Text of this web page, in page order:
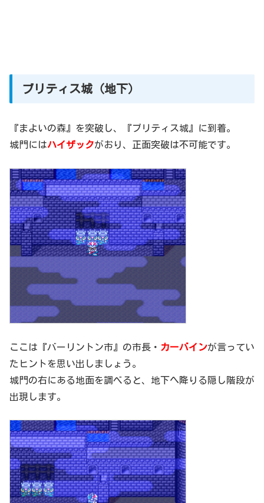
ブリティス城（地下）
『まよいの森』を突破し、『ブリティス城』に到着。
城門にはハイザックがおり、正面突破は不可能です。
ここは『バーリントン市』の市長・ カーバインが言ってい
たヒントを思い出しましょう。
城門の右にある地面を調べると、地下へ降りる隠し階段が
出現します。